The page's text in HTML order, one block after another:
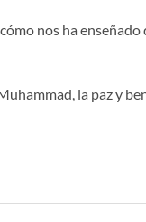
nos ha enseñado
la paz y